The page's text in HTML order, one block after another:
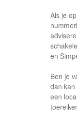
Als je
en
Ben je
dan
een